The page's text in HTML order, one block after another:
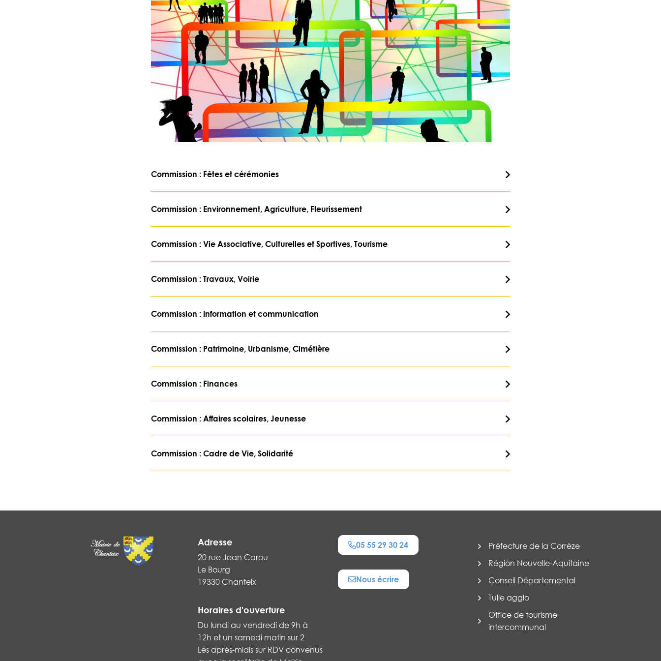
Commission : Fêtes et cérémonies
Commission : Environnement, Agriculture, Fleurissement
Commission : Vie Associative, Culturelles et Sportives, Tourisme
Commission : Travaux, Voirie
Commission : Information et communication
Commission : Patrimoine, Urbanisme, Cimétière
Commission : Finances
Commission : Affaires scolaires, Jeunesse
Commission : Cadre de Vie, Solidarité
Adresse
20 rue Jean Carou
Le Bourg
19330 Chanteix
Horaires d'ouverture
Du lundi au vendredi de 9h à
12h et un samedi matin sur 2
Les après-midis sur RDV convenus
05 55 29 30 24
Nous écrire
Préfecture de la Corrèze
Région Nouvelle-Aquitaine
Conseil Départemental
Tulle agglo
Office de tourisme
intercommunal